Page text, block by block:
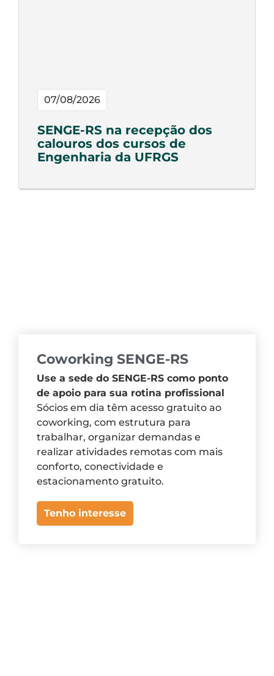
07/08/2026
SENGE-RS na recepção dos
calouros dos cursos de
Engenharia da UFRGS
Coworking SENGE-RS
Use a sede do SENGE-RS como ponto
de apoio para sua rotina profissional
Sócios em dia têm acesso gratuito ao
coworking, com estrutura para
trabalhar, organizar demandas e
realizar atividades remotas com mais
conforto, conectividade e
estacionamento gratuito.
Tenho interesse